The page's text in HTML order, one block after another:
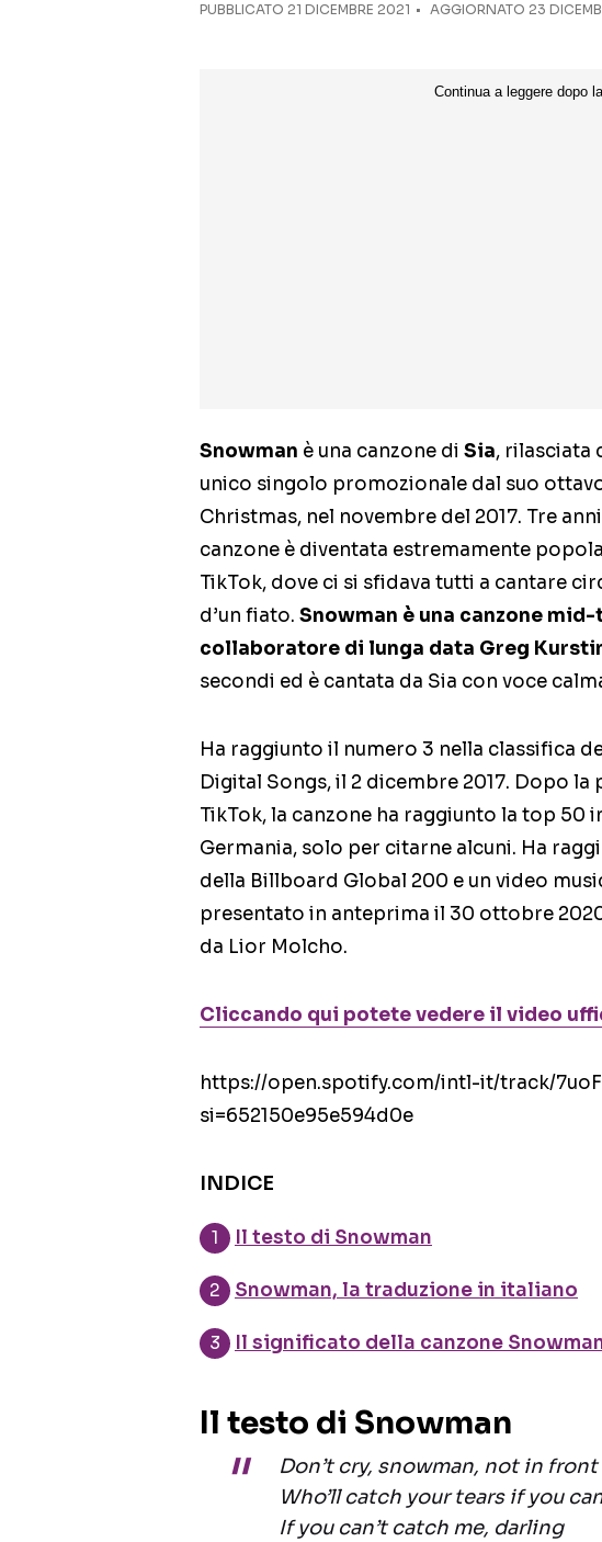
PUBBLICATO 21 DICEMBRE 2021 AGGIORNATO 23
Snowman è una canzone di Sia, rilasciata
unico singolo promozionale dal suo
Christmas, nel novembre del 2017. Tre
canzone è diventata estremamente
TikTok, dove ci si sfidava tutti a cantare
d’un fiato. Snowman è una canzone
collaboratore di lunga data Greg
secondi ed è cantata da Sia con voce
Ha raggiunto il numero 3 nella classifica
Digital Songs, il 2 dicembre 2017. Dopo
TikTok, la canzone ha raggiunto la top 50
Germania, solo per citarne alcuni. Ha
della Billboard Global 200 e un video
presentato in anteprima il 30 ottobre
da Lior Molcho.
Cliccando qui potete vedere il video
https://open.spotify.com/intl-it/track/
si=652150e95e594d0e
INDICE
Il testo di Snowman
Snowman, la traduzione in italiano
Il significato della canzone
Il testo di Snowman
Don’t cry, snowman, not in
Who’ll catch your tears if you
If you can’t catch me, darling